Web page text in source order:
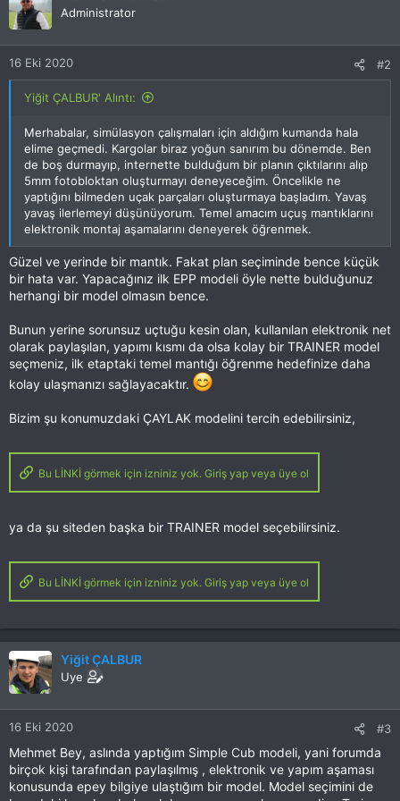
Administrator
16 Eki 2020 #2
Yiğit ÇALBUR' Alıntı:
Merhabalar, simülasyon çalışmaları için aldığım kumanda hala
elime geçmedi. Kargolar biraz yoğun sanırım bu dönemde. Ben
de boş durmayıp, internette bulduğum bir planın çıktılarını alıp
5mm fotobloktan oluşturmayı deneyeceğim. Öncelikle ne
yaptığını bilmeden uçak parçaları oluşturmaya başladım. Yavaş
yavaş ilerlemeyi düşünüyorum. Temel amacım uçuş mantıklarını
elektronik montaj aşamalarını deneyerek öğrenmek.
Güzel ve yerinde bir mantık. Fakat plan seçiminde bence küçük
bir hata var. Yapacağınız ilk EPP modeli öyle nette bulduğunuz
herhangi bir model olmasın bence.
Bunun yerine sorunsuz uçtuğu kesin olan, kullanılan elektronik net
olarak paylaşılan, yapımı kısmı da olsa kolay bir TRAINER model
seçmeniz, ilk etaptaki temel mantığı öğrenme hedefinize daha
kolay ulaşmanızı sağlayacaktır.
Bizim şu konumuzdaki ÇAYLAK modelini tercih edebilirsiniz,
Bu LİNKİ görmek için izniniz yok. Giriş yap veya üye ol
ya da şu siteden başka bir TRAINER model seçebilirsiniz.
Bu LİNKİ görmek için izniniz yok. Giriş yap veya üye ol
Yiğit ÇALBUR
Uye
16 Eki 2020 #3
Mehmet Bey, aslında yaptığım Simple Cub modeli, yani forumda
birçok kişi tarafından paylaşılmış , elektronik ve yapım aşaması
konusunda epey bilgiye ulaştığım bir model. Model seçimini de